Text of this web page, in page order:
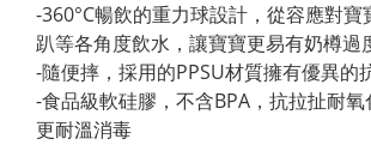
-360°C暢飲的重力球設計，從容應對寶
趴等各角度飲水，讓寶寶更易有奶樽過
-隨便摔，採用的PPSU材質擁有優異的
-食品級軟硅膠，不含BPA，抗拉扯耐氧
更耐溫消毒